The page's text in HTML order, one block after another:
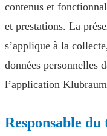
contenus et
et prestations. La
s’applique à la
données personnelles
l’application
Responsable